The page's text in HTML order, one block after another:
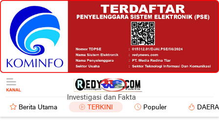
Investigasi dan Fakta
Berita Utama TERKINI Populer